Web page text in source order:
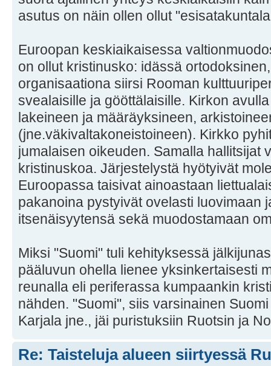
asutus on näin ollen ollut
Euroopan keskiaikaisessa
on ollut kristinusko: idässä
organisaationa siirsi Rooman
svealaisille ja gööttälaisille. Kirkon
lakeineen ja määräyksineen,
(jne.väkivaltakoneistoineen). Kirkko
jumalaisen oikeuden. Samalla hallitsijat
kristinuskoa. Järjestelystä hyötyivät
Euroopassa taisivat ainoastaan
pakanoina pystyivät ovelasti luovimaan
itsenäisyytensä sekä muodostamaan
Miksi "Suomi" tuli kehityksessä
pääluvun ohella lienee yksinkertaisesti
reunalla eli periferassa kumpaankin
nähden. "Suomi", siis varsinainen
Karjala jne., jäi puristuksiin Ruotsin ja
Re: Taisteluja alueen siirtyessä